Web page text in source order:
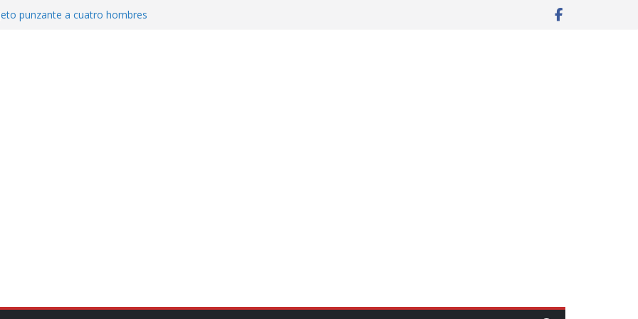
punzante a cuatro hombres
Ciudadano